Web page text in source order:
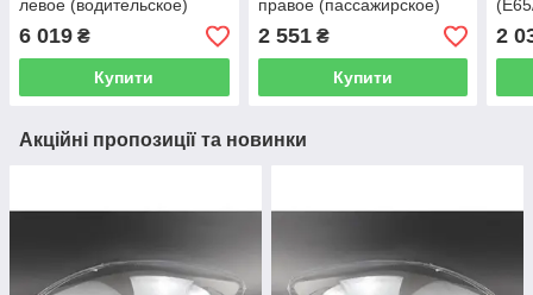
левое (водительское)
6 019 ₴
Купити
правое (пассажирское)
2 551₴
Купити
2
Акційні пропозиції та новинки